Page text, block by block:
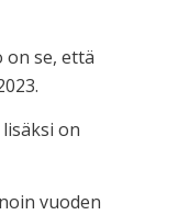
se, että
on
vuoden